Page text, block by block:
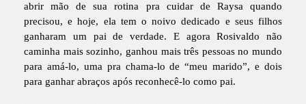
abrir mão de sua rotina pra cuidar de Raysa quando
precisou, e hoje, ela tem o noivo dedicado e seus filhos
ganharam um pai de verdade. E agora Rosivaldo não
caminha mais sozinho, ganhou mais três pessoas no mundo
para amá-lo, uma pra chama-lo de “meu marido”, e dois
para ganhar abraços após reconhecê-lo como pai.